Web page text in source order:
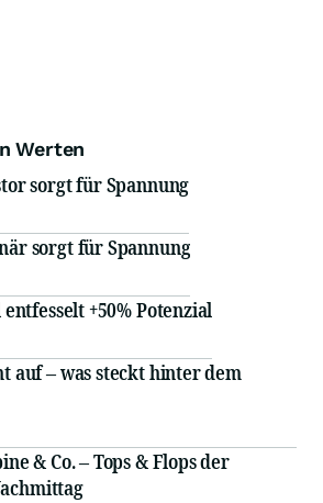
Werten
sorgt für Spannung
sorgt für Spannung
+50% Potenzial
auf – was steckt hinter dem
& Co. – Tops & Flops der